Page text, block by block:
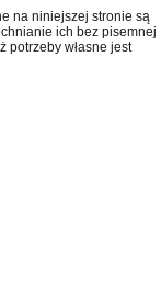
na niniejszej stronie są
ich bez pisemnej
potrzeby własne jest